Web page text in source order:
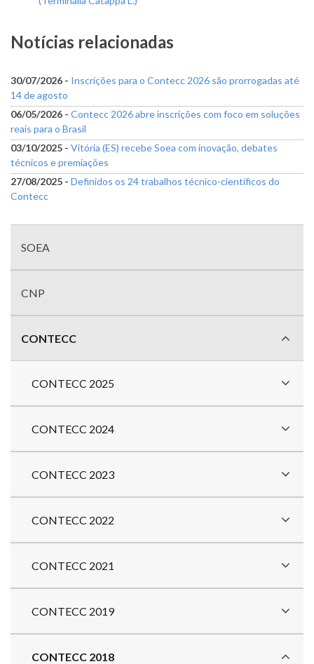
Notícias relacionadas
30/07/2026 - Inscrições para o Contecc 2026 são prorrogadas até
14 de agosto
06/05/2026 - Contecc 2026 abre inscrições com foco em soluções
reais para o Brasil
03/10/2025 - Vitória (ES) recebe Soea com inovação, debates
técnicos e premiações
27/08/2025 - Definidos os 24 trabalhos técnico-científicos do
Contecc
com
SOEA
CNP
CONTECC
CONTECC 2025
CONTECC 2024
CONTECC 2023
CONTECC 2022
CONTECC 2021
CONTECC 2019
CONTECC 2018